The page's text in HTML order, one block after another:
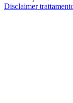
Disclaimer